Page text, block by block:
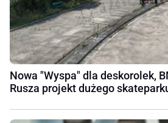
Nowa "Wyspa" dla deskorolek,
Rusza projekt dużego